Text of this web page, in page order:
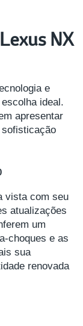
NX
e
ideal.
apresentar
vista com seu
atualizações
um
choques e as
sua
renovada